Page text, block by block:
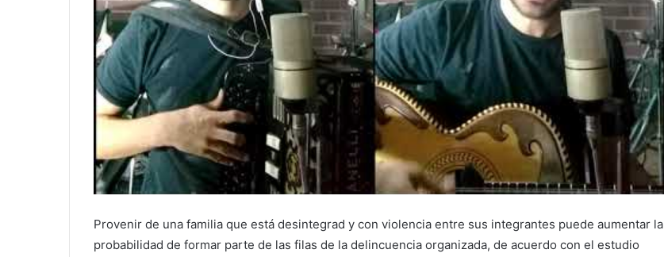
Provenir de una familia que está desintegrad y con violencia entre sus integrantes puede aumentar la
probabilidad de formar parte de las filas de la delincuencia organizada, de acuerdo con el estudio